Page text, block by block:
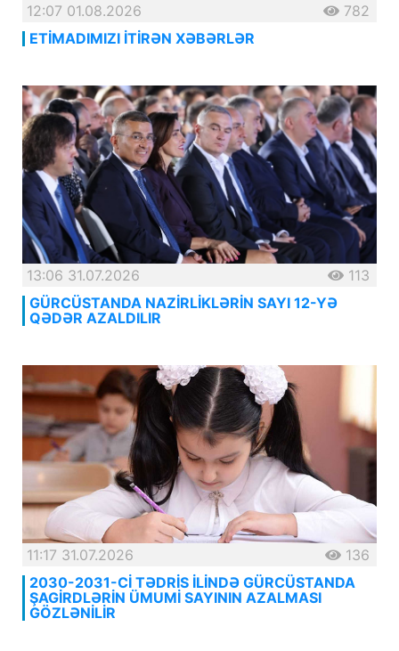
12:07 01.08.2026
782
ETİMADIMIZI İTİRƏN XƏBƏRLƏR
13:06 31.07.2026
113
GÜRCÜSTANDA NAZİRLİKLƏRİN SAYI 12-YƏ
QƏDƏR AZALDILIR
11:17 31.07.2026
136
2030-2031-Cİ TƏDRİS İLİNDƏ GÜRCÜSTANDA
ŞAGİRDLƏRİN ÜMUMİ SAYININ AZALMASI
GÖZLƏNİLİR